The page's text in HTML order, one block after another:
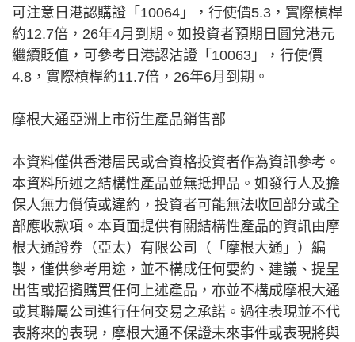
可注意日港認購證「10064」，行使價5.3，實際槓桿
約12.7倍，26年4月到期。如投資者預期日圓兌港元
繼續貶值，可參考日港認沽證「10063」，行使價
4.8，實際槓桿約11.7倍，26年6月到期。
摩根大通亞洲上市衍生產品銷售部
本資料僅供香港居民或合資格投資者作為資訊參考。
本資料所述之結構性產品並無抵押品。如發行人及擔
保人無力償債或違約，投資者可能無法收回部分或全
部應收款項。本頁面提供有關結構性產品的資訊由摩
根大通證券（亞太）有限公司（「摩根大通」）編
製，僅供參考用途，並不構成任何要約、建議、提呈
出售或招攬購買任何上述產品，亦並不構成摩根大通
或其聯屬公司進行任何交易之承諾。過往表現並不代
表將來的表現，摩根大通不保證未來事件或表現將與